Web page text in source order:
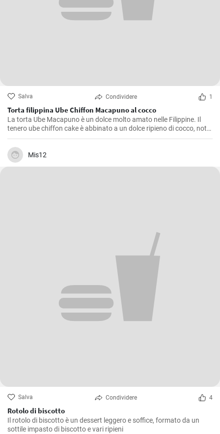
Salva Condividere 1
Torta filippina Ube Chiffon Macapuno al cocco
La torta Ube Macapuno è un dolce molto amato nelle Filippine. Il
tenero ube chiffon cake è abbinato a un dolce ripieno di cocco, noto
come macapuno, per creare una combinazione appetitosa. Questa
autentica ricetta di torta non è solo deliziosa, ma vanta anche un
accattivante colore viola, che dona un tocco di allegria alla vostra
tavola. Divertitevi a creare questa vivace prelibatezza filippina
Mis12
Salva Condividere 4
Rotolo di biscotto
Il rotolo di biscotto è un dessert leggero e soffice, formato da un
sottile impasto di biscotto e vari ripieni